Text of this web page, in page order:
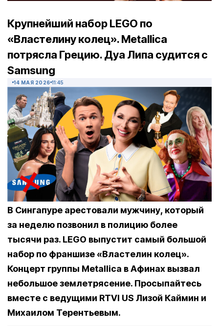
Крупнейший набор LEGO по
«Властелину колец». Metallica
потрясла Грецию. Дуа Липа судится с
Samsung
14 МАЯ 2026 11:45
В Сингапуре арестовали мужчину, который
за неделю позвонил в полицию более
тысячи раз. LEGO выпустит самый большой
набор по франшизе «Властелин колец».
Концерт группы Metallica в Афинах вызвал
небольшое землетрясение. Просыпайтесь
вместе с ведущими RTVI US Лизой Каймин и
Михаилом Терентьевым.